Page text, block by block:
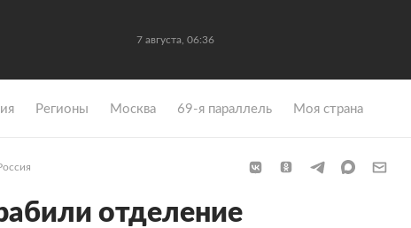
7 августа, 06:36
Регионы Москва 69-я параллель Моя страна
отделение